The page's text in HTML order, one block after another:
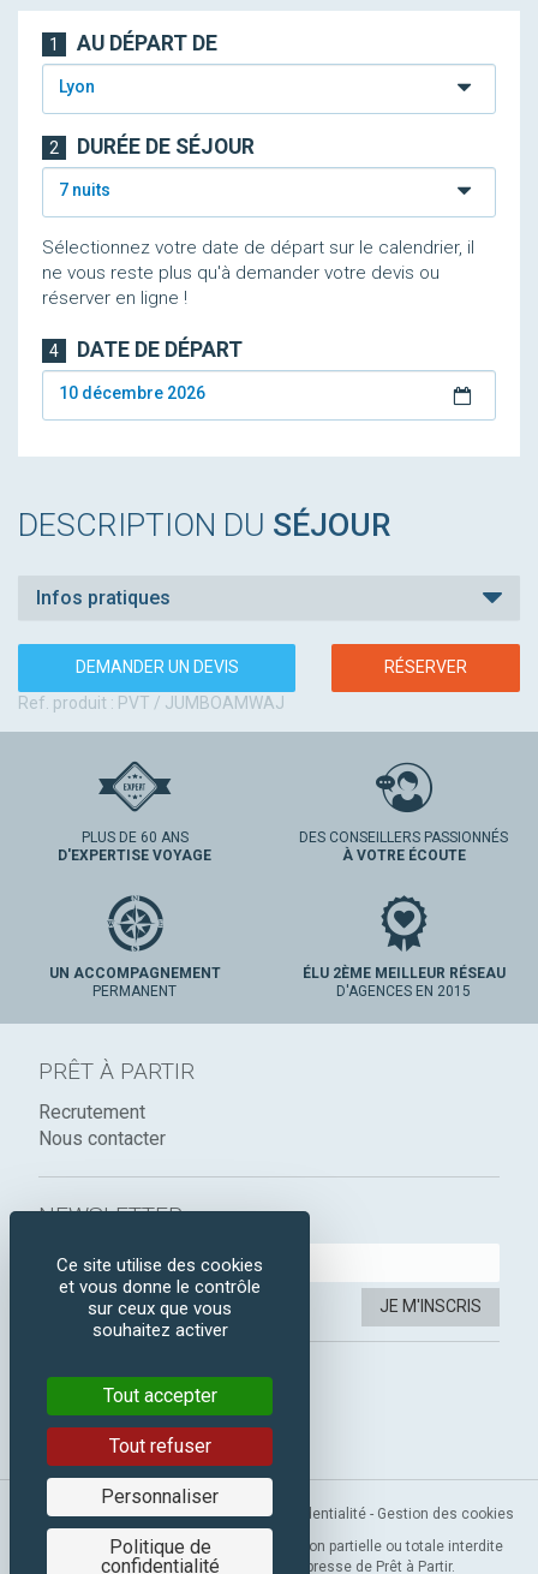
1 AU DÉPART DE
Lyon
2 DURÉE DE SÉJOUR
7 nuits
Sélectionnez votre date de départ sur le calendrier, il
ne vous reste plus qu'à demander votre devis ou
réserver en ligne !
4 DATE DE DÉPART
10 décembre 2026
DESCRIPTION DU SÉJOUR
Infos pratiques
DEMANDER UN DEVIS
RÉSERVER
Ref. produit : PVT / JUMBOAMWAJ
PLUS DE 60 ANS
D'EXPERTISE VOYAGE
DES CONSEILLERS PASSIONNÉS
À VOTRE ÉCOUTE
UN ACCOMPAGNEMENT
PERMANENT
ÉLU 2ÈME MEILLEUR RÉSEAU
D'AGENCES EN 2015
PRÊT À PARTIR
Recrutement
Nous contacter
NEWSLETTER :
JE M'INSCRIS
SUIVEZ-NOUS :
Facebook
Instagram
Mentions légales-CGV-Politique de confidentialité - Gestion des cookies
Copyright 2019 © Prêt à Partir. Reproduction partielle ou totale interdite
sans l’autorisation préalable et expresse de Prêt à Partir.
Ce site utilise des cookies
et vous donne le contrôle
sur ceux que vous
souhaitez activer
Tout accepter
Tout refuser
Personnaliser
Politique de
confidentialité